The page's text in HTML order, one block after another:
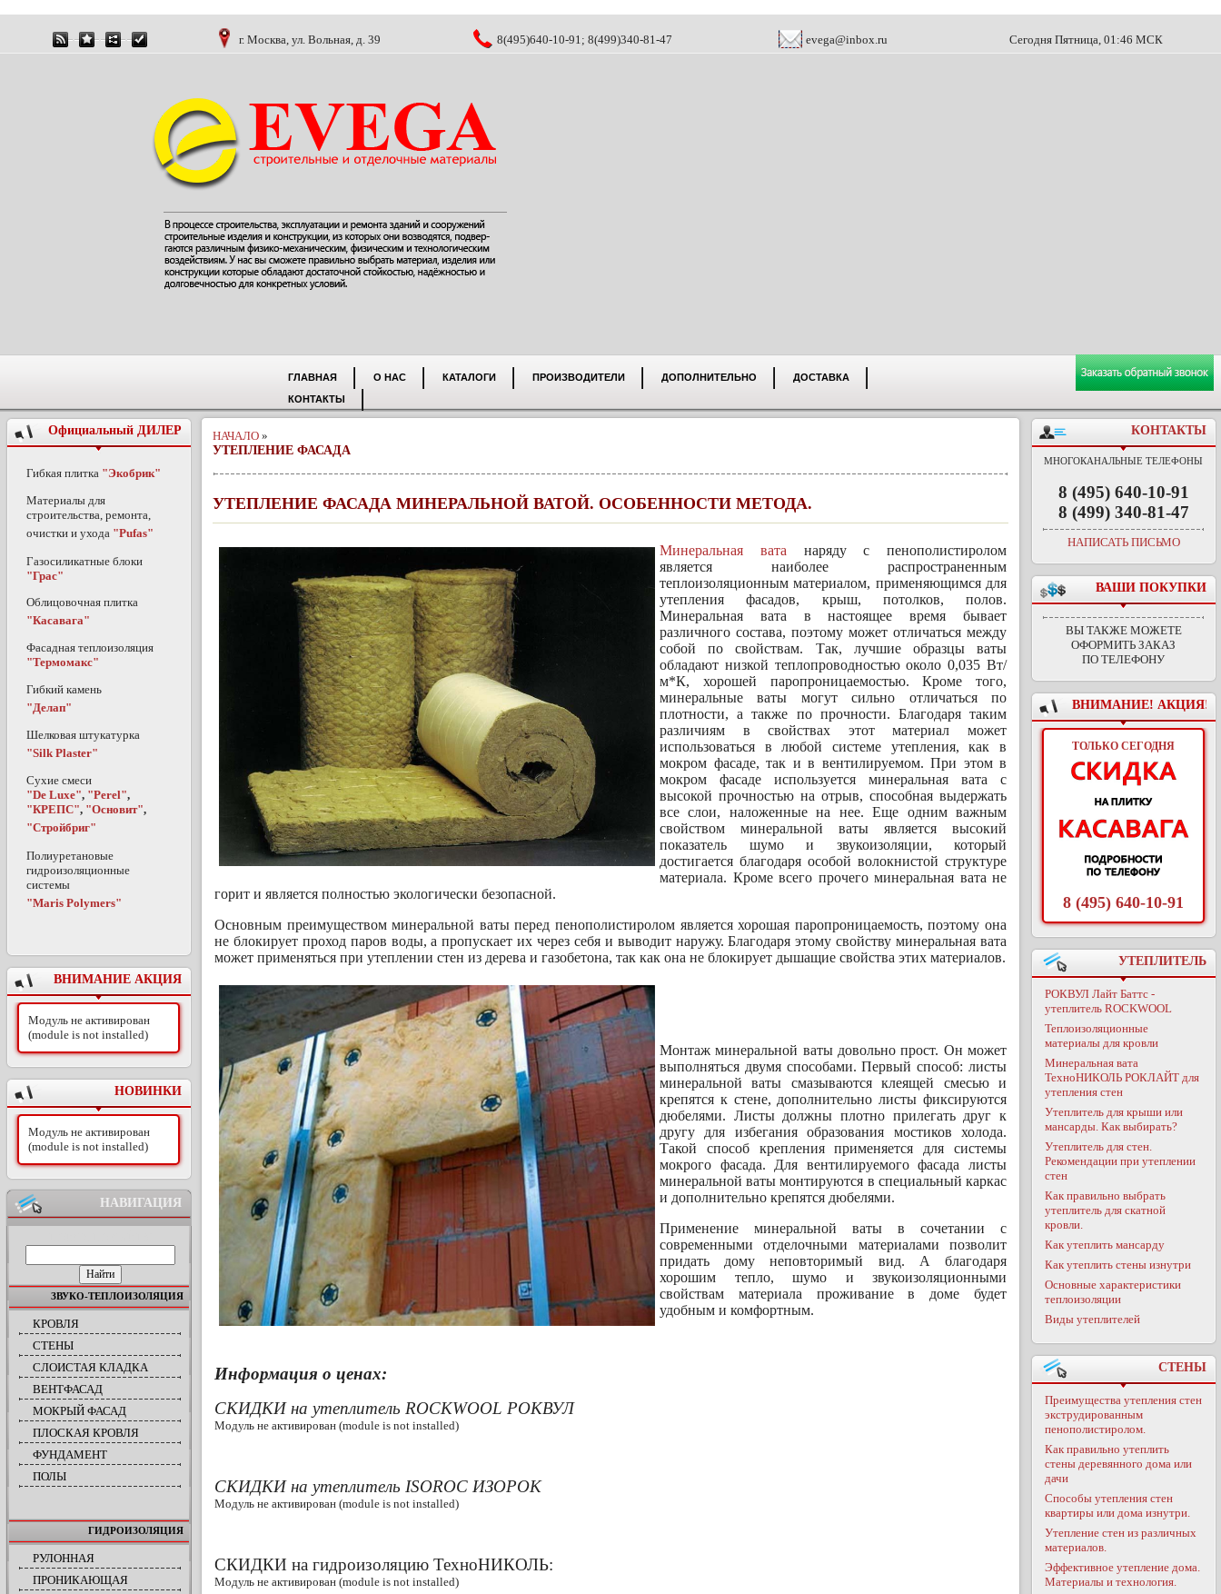
г. Москва, ул. Вольная, д. 39 8(495)640-10-91; 8(499)340-81-47 evega@inbox.ru Сегодня Пятница, 01:46 МСК
ГЛАВНАЯ О НАС КАТАЛОГИ ПРОИЗВОДИТЕЛИ ДОПОЛНИТЕЛЬНО
ДОСТАВКА
КОНТАКТЫ
Официальный ДИЛЕР
Гибкая плитка "Экобрик"
Материалы для
строительства, ремонта,
очистки и ухода "Pufas"
Газосиликатные блоки
"Грас"
Облицовочная плитка
"Касавага"
Фасадная теплоизоляция
"Термомакс"
Гибкий камень
"Делап"
Шелковая штукатурка
"Silk Plaster"
Сухие смеси
"De Luxe", "Perel",
"КРЕПС", "Основит",
"Стройбриг"
Полиуретановые
гидроизоляционные
системы
"Maris Polymers"
ВНИМАНИЕ АКЦИЯ
Модуль не активирован
(module is not installed)
НОВИНКИ
Модуль не активирован
(module is not installed)
НАВИГАЦИЯ
ЗВУКО-ТЕПЛОИЗОЛЯЦИЯ
КРОВЛЯ
СТЕНЫ
СЛОИСТАЯ КЛАДКА
ВЕНТФАСАД
МОКРЫЙ ФАСАД
ПЛОСКАЯ КРОВЛЯ
ФУНДАМЕНТ
ПОЛЫ
ГИДРОИЗОЛЯЦИЯ
РУЛОННАЯ
ПРОНИКАЮЩАЯ
НАЧАЛО »
УТЕПЛЕНИЕ ФАСАДА
УТЕПЛЕНИЕ ФАСАДА МИНЕРАЛЬНОЙ ВАТОЙ. ОСОБЕННОСТИ МЕТОДА.
Минеральная вата наряду с пенополистиролом
является наиболее распространенным
теплоизоляционным материалом, применяющимся для
утепления фасадов, крыш, потолков, полов.
Минеральная вата в настоящее время бывает
различного состава, поэтому может отличаться между
собой по свойствам. Так, лучшие образцы ваты
обладают низкой теплопроводностью около 0,035 Вт/
м*К, хорошей паропроницаемостью. Кроме того,
минеральные ваты могут сильно отличаться по
плотности, а также по прочности. Благодаря таким
различиям в свойствах этот материал может
использоваться в любой системе утепления, как в
мокром фасаде, так и в вентилируемом. При этом в
мокром фасаде используется минеральная вата с
высокой прочностью на отрыв, способная выдержать
все слои, наложенные на нее. Еще одним важным
свойством минеральной ваты является высокий
показатель шумо и звукоизоляции, который
достигается благодаря особой волокнистой структуре
материала. Кроме всего прочего минеральная вата не
горит и является полностью экологически безопасной.
Основным преимуществом минеральной ваты перед пенополистиролом является хорошая паропроницаемость, поэтому она
не блокирует проход паров воды, а пропускает их через себя и выводит наружу. Благодаря этому свойству минеральная вата
может применяться при утеплении стен из дерева и газобетона, так как она не блокирует дышащие свойства этих материалов.
Монтаж минеральной ваты довольно прост. Он может
выполняться двумя способами. Первый способ: листы
минеральной ваты смазываются клеящей смесью и
крепятся к стене, дополнительно листы фиксируются
дюбелями. Листы должны плотно прилегать друг к
другу для избегания образования мостиков холода.
Такой способ крепления применяется для системы
мокрого фасада. Для вентилируемого фасада листы
минеральной ваты монтируются в специальный каркас
и дополнительно крепятся дюбелями.
Применение минеральной ваты в сочетании с
современными отделочными материалами позволит
придать дому неповторимый вид. А благодаря
хорошим тепло, шумо и звукоизоляционными
свойствам материала проживание в доме будет
удобным и комфортным.
Информация о ценах:
СКИДКИ на утеплитель ROCKWOOL РОКВУЛ
Модуль не активирован (module is not installed)
СКИДКИ на утеплитель ISOROC ИЗОРОК
Модуль не активирован (module is not installed)
СКИДКИ на гидроизоляцию ТехноНИКОЛЬ:
Модуль не активирован (module is not installed)
КОНТАКТЫ
МНОГОКАНАЛЬНЫЕ ТЕЛЕФОНЫ
8 (495) 640-10-91
8 (499) 340-81-47
НАПИСАТЬ ПИСЬМО
ВАШИ ПОКУПКИ
ВЫ ТАКЖЕ МОЖЕТЕ
ОФОРМИТЬ ЗАКАЗ
ПО ТЕЛЕФОНУ
ВНИМАНИЕ! АКЦИЯ!
ТОЛЬКО СЕГОДНЯ
8 (495) 640-10-91
УТЕПЛИТЕЛЬ
РОКВУЛ Лайт Баттс -
утеплитель ROCKWOOL
Теплоизоляционные
материалы для кровли
Минеральная вата
ТехноНИКОЛЬ РОКЛАЙТ для
утепления стен
Утеплитель для крыши или
мансарды. Как выбирать?
Утеплитель для стен.
Рекомендации при утеплении
стен
Как правильно выбрать
утеплитель для скатной
кровли.
Как утеплить мансарду
Как утеплить стены изнутри
Основные характеристики
теплоизоляции
Виды утеплителей
СТЕНЫ
Преимущества утепления стен
экструдированным
пенополистиролом.
Как правильно утеплить
стены деревянного дома или
дачи
Способы утепления стен
квартиры или дома изнутри.
Утепление стен из различных
материалов.
Эффективное утепление дома.
Материалы и технология.